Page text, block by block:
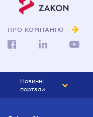
ПРО КОМПАНІЮ
Новинні
портали